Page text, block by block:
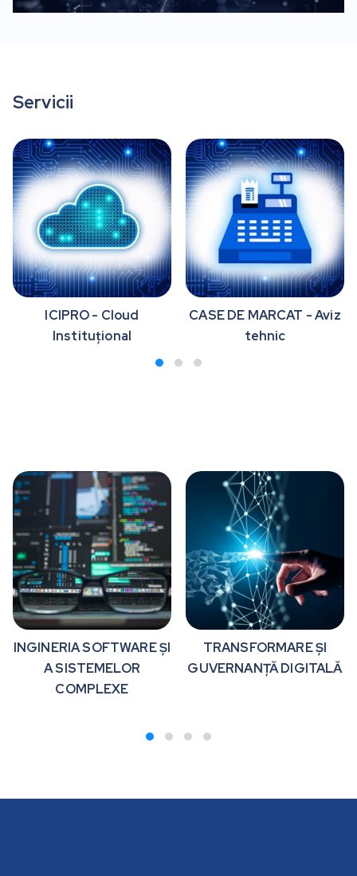
Servicii
ICIPRO - Cloud
Instituțional
CASE DE MARCAT - Aviz
tehnic
INGINERIA SOFTWARE ȘI
A SISTEMELOR
COMPLEXE
TRANSFORMARE ȘI
GUVERNANȚĂ DIGITALĂ